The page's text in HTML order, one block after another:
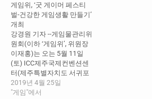
사각지대에 놓인 도서산간
지역 유·청소년들에게 다양
한 체육활동 참여 기회를 제
공하여, 꿈과 희망을 심어주
고 평생 생활체육의 기반을
마련하는 데 목적을 두고 있
으며, 문화체육관광부와 국
민체육진흥공단의 재정 후
원으로 진행된다. 스포츠버
스…
게임위, ‘굿 게이머 페스티
벌-건강한 게임생활 만들기’
개최
강경원 기자 --게임물관리위
원회(이하 ‘게임위’, 위원장
이재홍)는 오는 5월 11일
(토) ICC제주국제컨벤션센
터(제주특별자치도 서귀포
시 소재)에서 온 가족이 함께
하는「굿 게이머 페스티벌-
2019년 4월 25일
"게임"에서